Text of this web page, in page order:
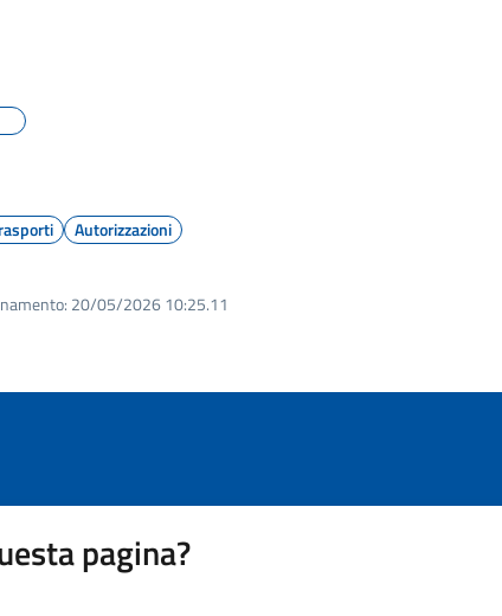
Autorizzazioni
20/05/2026 10:25.11
pagina?